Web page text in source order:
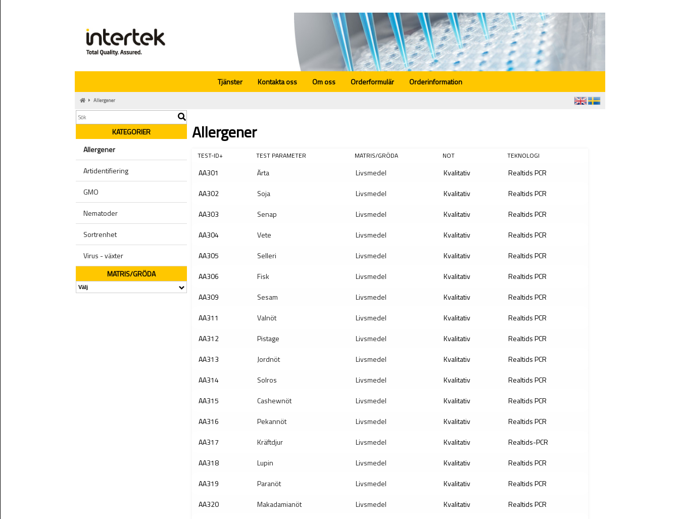
Tjänster Kontakta oss Om oss Orderformulär Orderinformation
Allergener
KATEGORIER
Allergener
Artidentifiering
GMO
Nematoder
Sortrenhet
Virus - växter
MATRIS/GRÖDA
Allergener
TEST-ID+ TEST PARAMETER MATRIS/GRÖDA NOT TEKNOLOGI
AA301 Ärta Livsmedel Kvalitativ
Realtids PCR
AA302
Soja Livsmedel Kvalitativ
Realtids PCR
AA303
Senap Livsmedel Kvalitativ
Realtids PCR
AA304
Vete Livsmedel Kvalitativ
Realtids PCR
AA305
Selleri Livsmedel Kvalitativ
Realtids PCR
AA306
Fisk Livsmedel Kvalitativ
Realtids PCR
AA309
Sesam Livsmedel Kvalitativ
Realtids PCR
AA311
Valnöt Livsmedel Kvalitativ
Realtids PCR
AA312
Pistage Livsmedel Kvalitativ
Realtids PCR
AA313
Jordnöt Livsmedel Kvalitativ
Realtids PCR
AA314
Solros Livsmedel Kvalitativ
Realtids PCR
AA315
Cashewnöt Livsmedel Kvalitativ
Realtids PCR
AA316
Pekannöt Livsmedel Kvalitativ
Realtids PCR
AA317
Kräftdjur Livsmedel Kvalitativ
Realtids-PCR
AA318
Lupin Livsmedel Kvalitativ
Realtids PCR
AA319
Paranöt Livsmedel Kvalitativ
Realtids PCR
AA320
Makadamianöt Livsmedel Kvalitativ
Realtids PCR